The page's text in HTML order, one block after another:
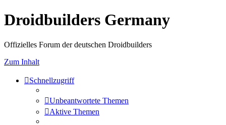
Droidbuilders Germany
Offizielles Forum der deutschen Droidbuilders
Zum Inhalt
Schnellzugriff
Unbeantwortete Themen
Aktive Themen